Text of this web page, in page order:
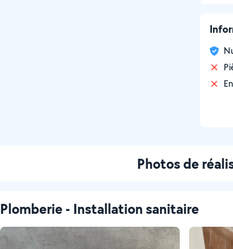
Photos de
Plomberie - Installation sanitaire